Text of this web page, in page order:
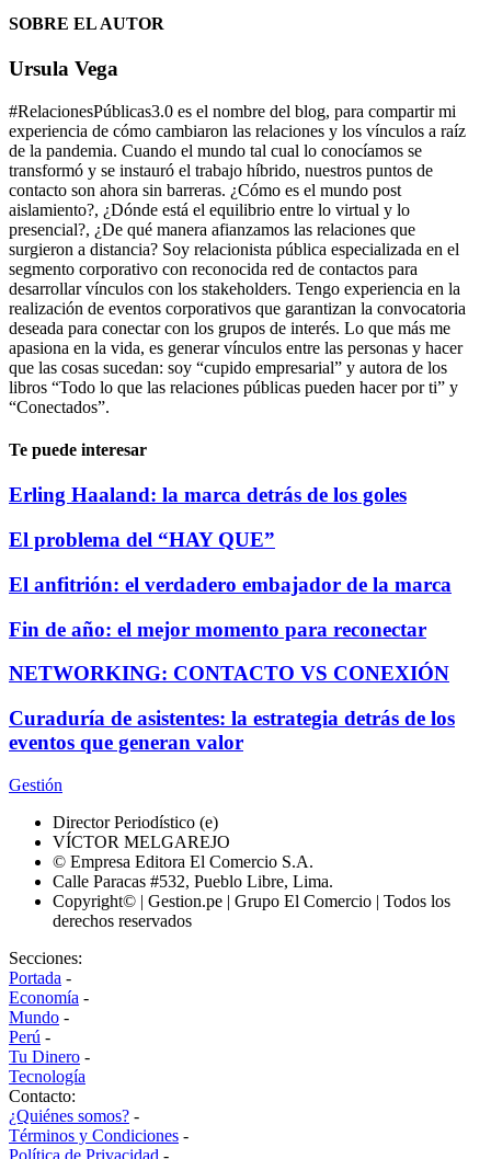
SOBRE EL AUTOR
Ursula Vega
#RelacionesPúblicas3.0 es el nombre del blog, para compartir mi
experiencia de cómo cambiaron las relaciones y los vínculos a raíz
de la pandemia. Cuando el mundo tal cual lo conocíamos se
transformó y se instauró el trabajo híbrido, nuestros puntos de
contacto son ahora sin barreras. ¿Cómo es el mundo post
aislamiento?, ¿Dónde está el equilibrio entre lo virtual y lo
presencial?, ¿De qué manera afianzamos las relaciones que
surgieron a distancia? Soy relacionista pública especializada en el
segmento corporativo con reconocida red de contactos para
desarrollar vínculos con los stakeholders. Tengo experiencia en la
realización de eventos corporativos que garantizan la convocatoria
deseada para conectar con los grupos de interés. Lo que más me
apasiona en la vida, es generar vínculos entre las personas y hacer
que las cosas sucedan: soy “cupido empresarial” y autora de los
libros “Todo lo que las relaciones públicas pueden hacer por ti” y
“Conectados”.
Te puede interesar
Erling Haaland: la marca detrás de los goles
El problema del “HAY QUE”
El anfitrión: el verdadero embajador de la marca
Fin de año: el mejor momento para reconectar
NETWORKING: CONTACTO VS CONEXIÓN
Curaduría de asistentes: la estrategia detrás de los
eventos que generan valor
Gestión
Director Periodístico (e)
VÍCTOR MELGAREJO
© Empresa Editora El Comercio S.A.
Calle Paracas #532, Pueblo Libre, Lima.
Copyright© | Gestion.pe | Grupo El Comercio | Todos los
derechos reservados
Secciones:
Portada -
Economía -
Mundo -
Perú -
Tu Dinero -
Tecnología
Contacto:
¿Quiénes somos? -
Términos y Condiciones -
Política de Privacidad -